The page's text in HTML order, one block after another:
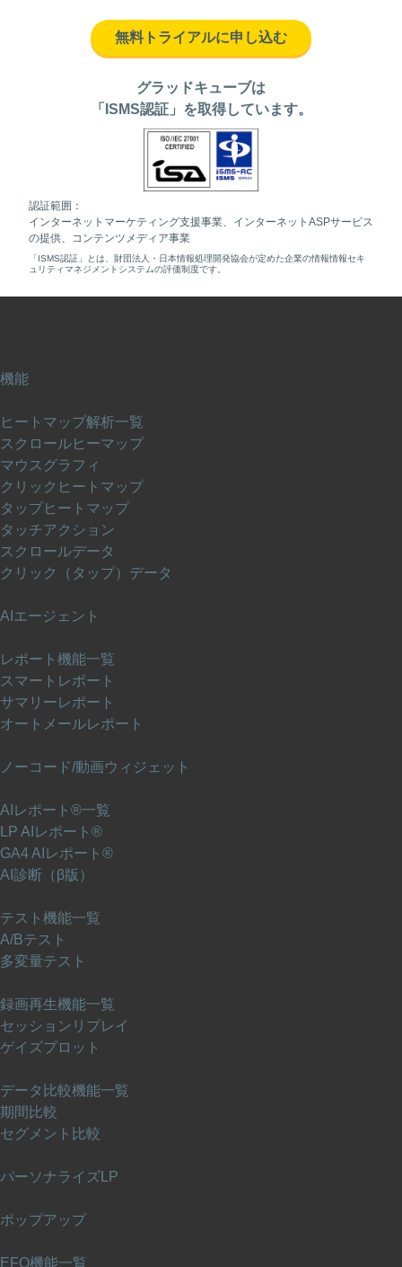
グラッドキューブは
「ISMS認証」を取得しています。
認証範囲：
インターネットマーケティング支援事業、インターネットASPサービス
の提供、コンテンツメディア事業
「ISMS認証」とは、財団法人・日本情報処理開発協会が定めた企業の情報情報セキ
ュリティマネジメントシステムの評価制度です。
無料トライアルに申し込む
機能
ヒートマップ解析一覧
スクロールヒーマップ
マウスグラフィ
クリックヒートマップ
タップヒートマップ
タッチアクション
スクロールデータ
クリック（タップ）データ
AIエージェント
レポート機能一覧
スマートレポート
サマリーレポート
オートメールレポート
ノーコード/動画ウィジェット
AIレポート®一覧
LP AIレポート®
GA4 AIレポート®
AI診断（β版）
テスト機能一覧
A/Bテスト
多変量テスト
録画再生機能一覧
セッションリプレイ
ゲイズプロット
データ比較機能一覧
期間比較
セグメント比較
パーソナライズLP
ポップアップ
EFO機能一覧